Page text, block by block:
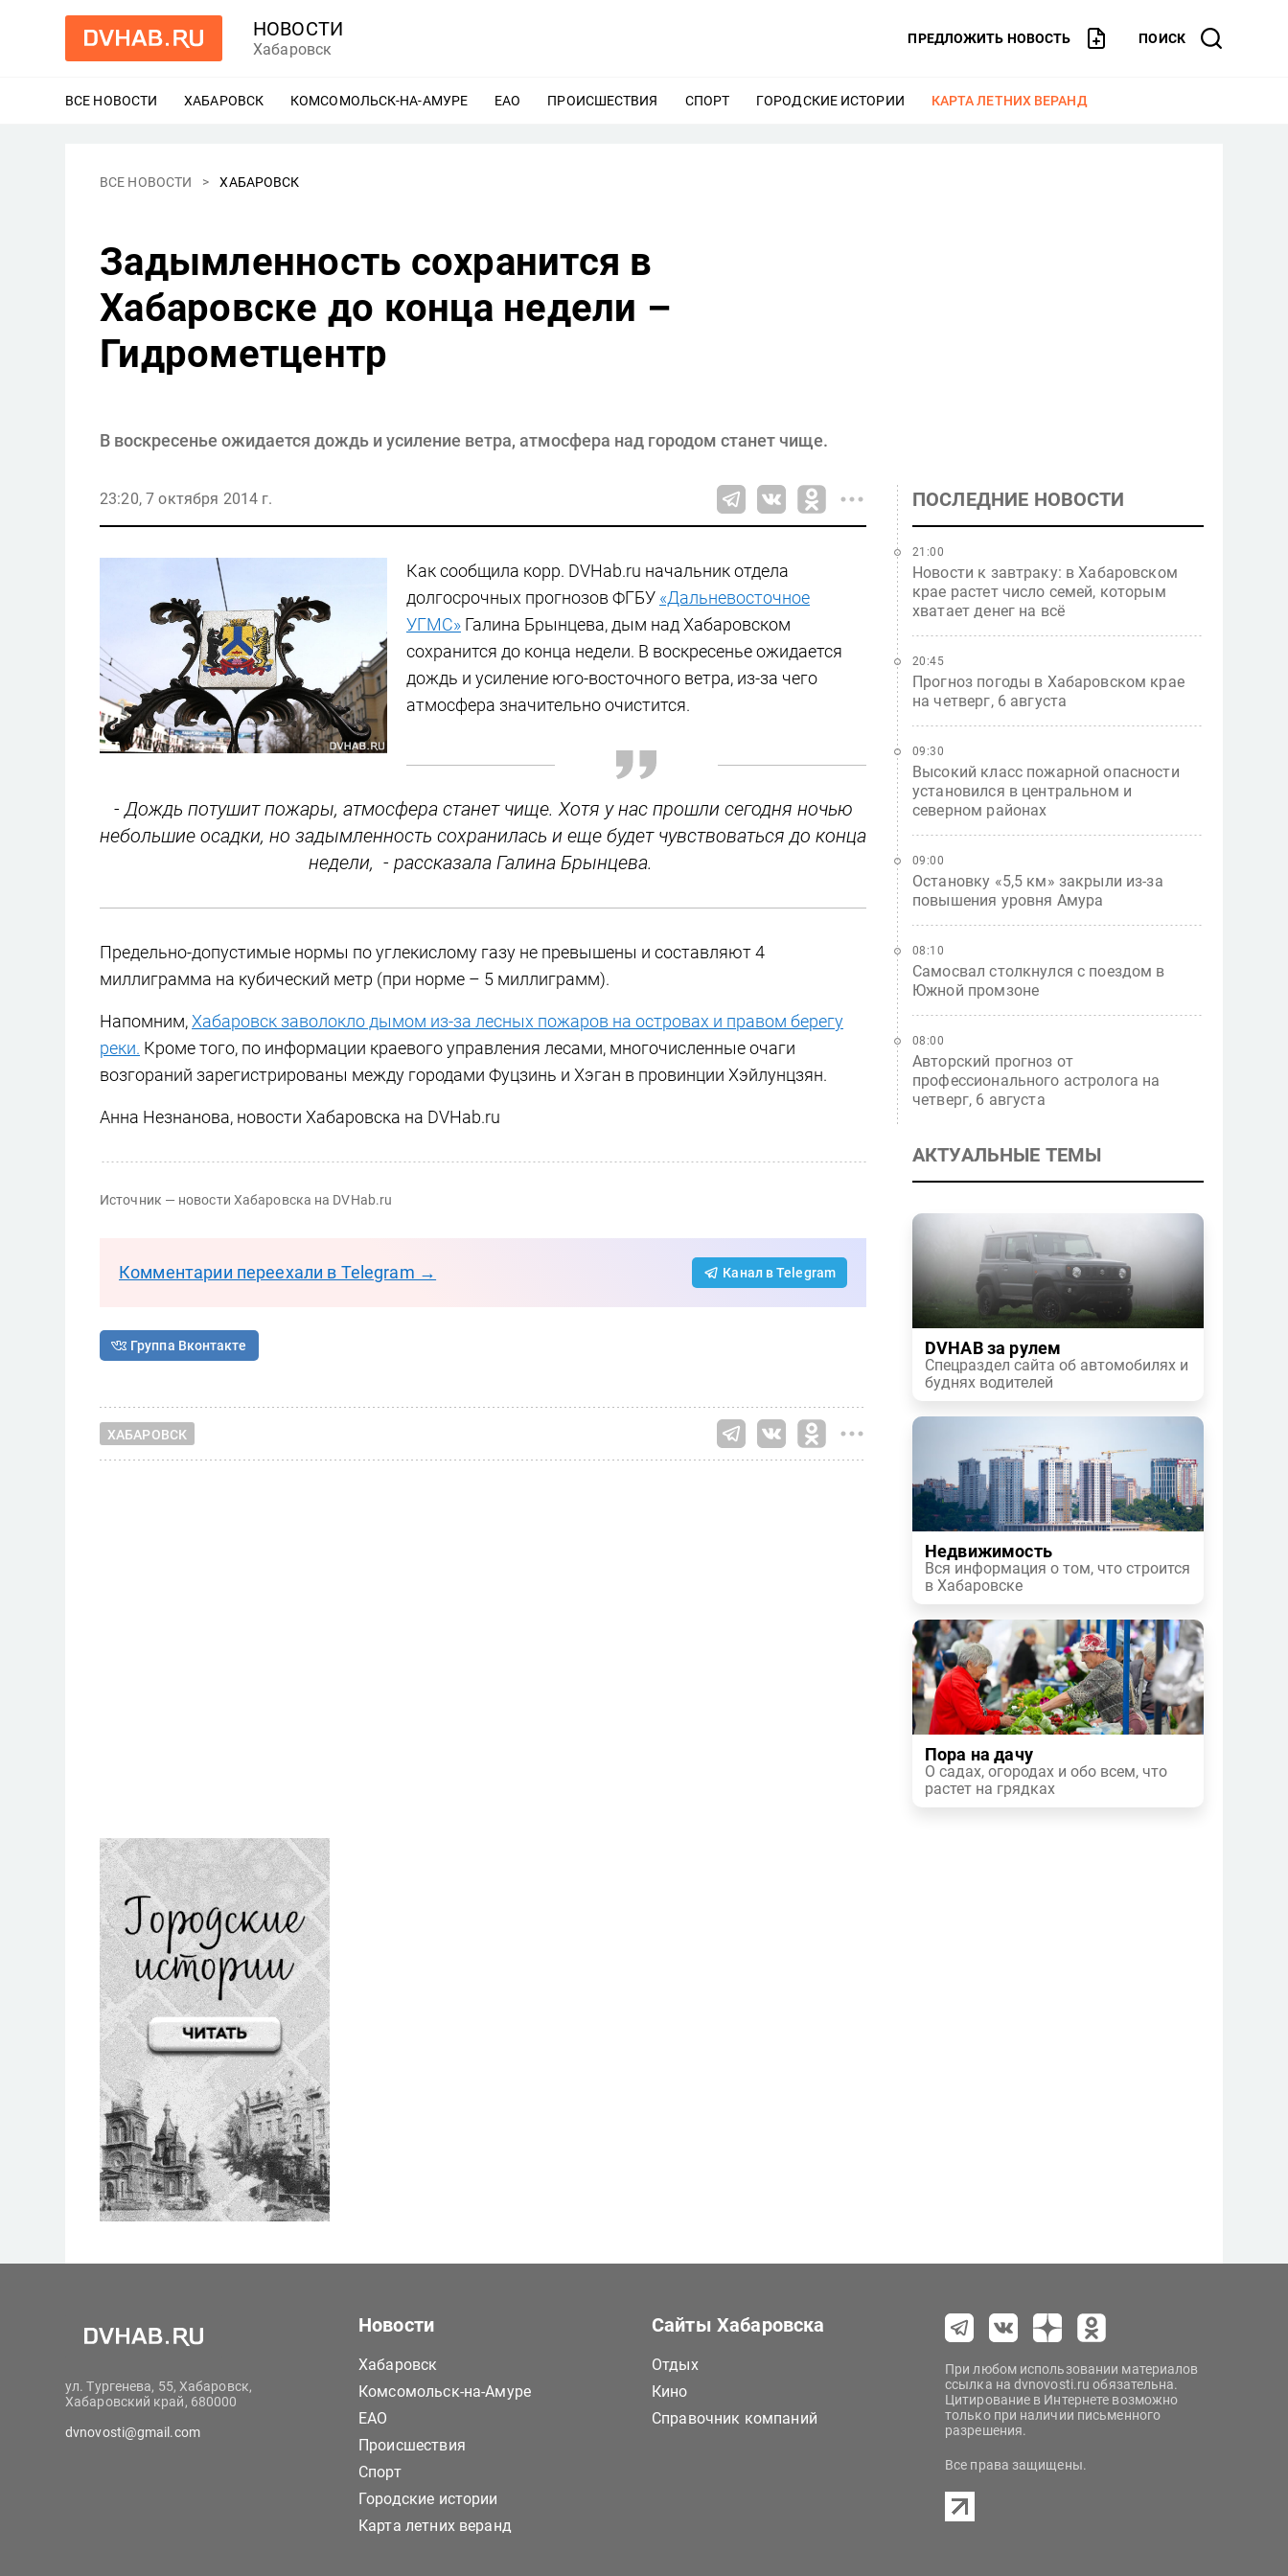
НОВОСТИ
Хабаровск
ПРЕДЛОЖИТЬ НОВОСТЬ ПОИСК
ВСЕ НОВОСТИ ХАБАРОВСК ЕЩЕ
КОМСОМОЛЬСК-НА-АМУРЕ ЕЩЕ
ЕАО ЕЩЕ
ПРОИСШЕСТВИЯ ЕЩЕ
СПОРТ ЕЩЕ
ГОРОДСКИЕ ИСТОРИИ ЕЩЕ
КАРТА ЛЕТНИХ ВЕРАНД
ВСЕ НОВОСТИ ХАБАРОВСК
Задымленность сохранится в
Хабаровске до конца недели –
Гидрометцентр
В воскресенье ожидается дождь и усиление ветра, атмосфера над городом станет чище.
23:20, 7 октября 2014 г.
Как сообщила корр. DVHab.ru начальник отдела
долгосрочных прогнозов ФГБУ «Дальневосточное
УГМС» Галина Брынцева, дым над Хабаровском
сохранится до конца недели. В воскресенье ожидается
дождь и усиление юго-восточного ветра, из-за чего
атмосфера значительно очистится.
- Дождь потушит пожары, атмосфера станет чище. Хотя у нас прошли сегодня ночью
небольшие осадки, но задымленность сохранилась и еще будет чувствоваться до конца
недели, - рассказала Галина Брынцева.
Предельно-допустимые нормы по углекислому газу не превышены и составляют 4
миллиграмма на кубический метр (при норме – 5 миллиграмм).
Напомним,Хабаровск заволокло дымом из-за лесных пожаров на островах и правом берегу
реки. Кроме того, по информации краевого управления лесами, многочисленные очаги
возгораний зарегистрированы между городами Фуцзинь и Хэган в провинции Хэйлунцзян.
Анна Незнанова, новости Хабаровска на DVHab.ru
Источник — новости Хабаровска на DVHab.ru
Комментарии переехали в Telegram → Канал в Telegram
Группа Вконтакте
ХАБАРОВСК
ПОСЛЕДНИЕ НОВОСТИ
Новости к завтраку: в Хабаровском
крае растет число семей, которым
хватает денег на всё
21:00
Прогноз погоды в Хабаровском крае
на четверг, 6 августа
20:45
Высокий класс пожарной опасности
установился в центральном и
северном районах
09:30
Остановку «5,5 км» закрыли из-за
повышения уровня Амура
09:00
Самосвал столкнулся с поездом в
Южной промзоне
08:10
Авторский прогноз от
профессионального астролога на
четверг, 6 августа
08:00
АКТУАЛЬНЫЕ ТЕМЫ
DVHAB за рулем
Спецраздел сайта об автомобилях и
буднях водителей
Недвижимость
Вся информация о том, что строится
в Хабаровске
Пора на дачу
О садах, огородах и обо всем, что
растет на грядках
ул. Тургенева, 55, Хабаровск,
Хабаровский край, 680000
dvnovosti@gmail.com
Новости
Хабаровск
Комсомольск-на-Амуре
ЕАО
Происшествия
Спорт
Городские истории
Карта летних веранд
Сайты Хабаровска
Отдых
Кино
Справочник компаний
При любом использовании материалов
ссылка на dvnovosti.ru обязательна.
Цитирование в Интернете возможно
только при наличии письменного
разрешения.
Все права защищены.